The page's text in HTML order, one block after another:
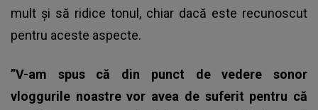
mult și să ridice tonul, chiar dacă este recunoscut
pentru aceste aspecte.
”V-am spus că din punct de vedere sonor
vloggurile noastre vor avea de suferit pentru că